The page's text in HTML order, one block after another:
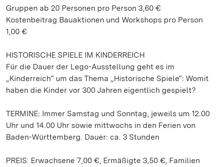
Gruppen ab 20 Personen pro Person 3,60 €
Kostenbeitrag Bauaktionen und Workshops pro Person
1,00 €
HISTORISCHE SPIELE IM KINDERREICH
Für die Dauer der Lego-Ausstellung geht es im
„Kinderreich“ um das Thema „Historische Spiele“: Womit
haben die Kinder vor 300 Jahren eigentlich gespielt?
TERMINE: Immer Samstag und Sonntag, jeweils um 12.00
Uhr und 14.00 Uhr sowie mittwochs in den Ferien von
Baden-Württemberg. Dauer: ca. 3 Stunden
PREIS: Erwachsene 7,00 €, Ermäßigte 3,50 €, Familien